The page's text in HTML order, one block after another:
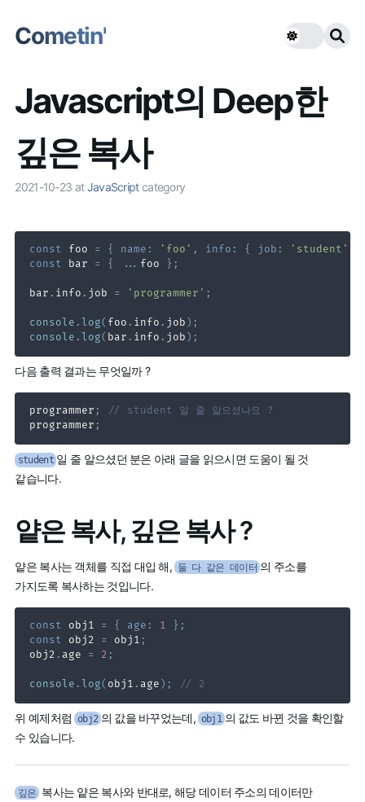
Cometin'
Javascript의 Deep한
깊은 복사
2021-10-23 at JavaScriptcategory
const foo = { name : 'foo' , info : { job : 'student'
const bar = { ... foo } ;
bar . info . job = 'programmer' ;
console .log( foo . info . job ) ;
console .log( bar . info . job ) ;
다음 출력 결과는 무엇일까 ?
programmer ;
// student 일 줄 알으셨나요 ?
programmer ;
student 일 줄 알으셨던 분은 아래 글을 읽으시면 도움이 될 것
같습니다.
얕은 복사, 깊은 복사 ?
얕은 복사는 객체를 직접 대입 해, 둘 다 같은 데이터 의 주소를
가지도록 복사하는 것입니다.
const obj1 = { age : 1 } ;
const obj2 = obj1 ;
obj2 . age = 2 ;
console .log( obj1 . age ) ; // 2
위 예제처럼 obj2 의 값을 바꾸었는데, obj1 의 값도 바뀐 것을 확인할
수 있습니다.
깊은 복사는 얕은 복사와 반대로, 해당 데이터 주소의 데이터만